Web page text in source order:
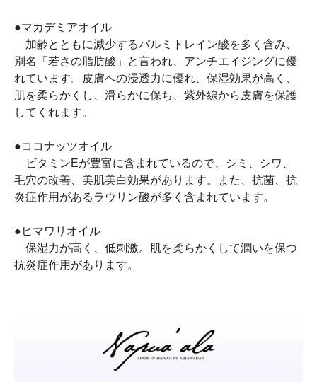
●マカデミアオイル
加齢とともに減少するパルミトレイン酸を多く含み、
別名「若さの脂肪酸」と言われ、アンチエイジングに優
れています。皮膚への浸透力に優れ、保湿効果が高く、
肌を柔らかくし、滑らかに保ち、紫外線から皮膚を保護
してくれます。
●ココナッツオイル
ビタミンEが豊富に含まれているので、シミ、シワ、
毛穴の改善、美肌美白効果があります。また、抗菌、抗
炎症作用があるラウリン酸が多く含まれています。
●ヒマワリオイル
保湿力が高く、低刺激。肌を柔らかくして潤いを保つ
抗炎症作用があります。